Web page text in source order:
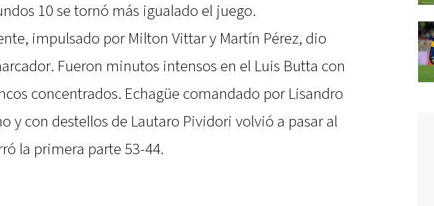
10 se tornó más igualado el juego.
impulsado por Milton Vittar y Martín Pérez, dio
Fueron minutos intensos en el Luis Butta con
concentrados. Echagüe comandado por Lisandro
y con destellos de Lautaro Pividori volvió a pasar al
la primera parte 53-44.